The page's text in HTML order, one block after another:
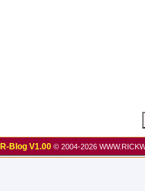
R-Blog V1.00© 2004-2026